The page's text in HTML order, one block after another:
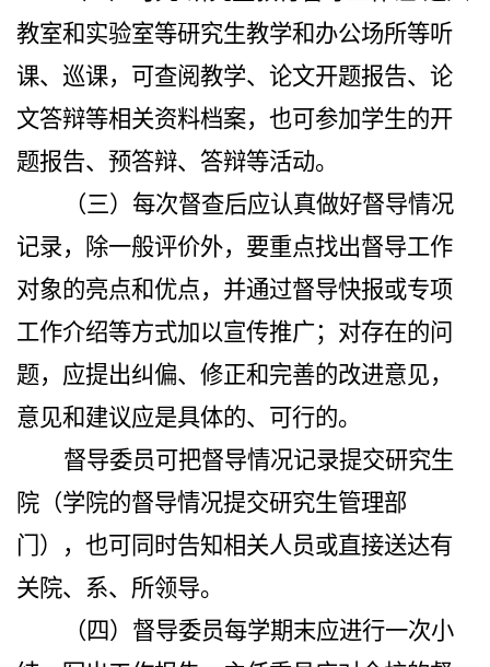
教室和实验室等研究生教学和办公场所等听
课、巡课，可查阅教学、论文开题报告、论
文答辩等相关资料档案，也可参加学生的开
题报告、预答辩、答辩等活动。
（三）每次督查后应认真做好督导情况
记录，除一般评价外，要重点找出督导工作
对象的亮点和优点，并通过督导快报或专项
工作介绍等方式加以宣传推广；对存在的问
题，应提出纠偏、修正和完善的改进意见，
意见和建议应是具体的、可行的。
督导委员可把督导情况记录提交研究生
院（学院的督导情况提交研究生管理部
门），也可同时告知相关人员或直接送达有
关院、系、所领导。
（四）督导委员每学期末应进行一次小